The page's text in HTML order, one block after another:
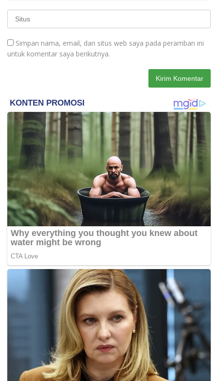
Simpan nama, email, dan situs web saya pada peramban ini
untuk komentar saya berikutnya.